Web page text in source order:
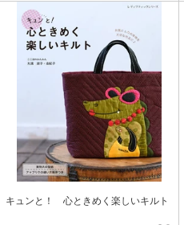
キュンと！ 心ときめく楽しいキルト